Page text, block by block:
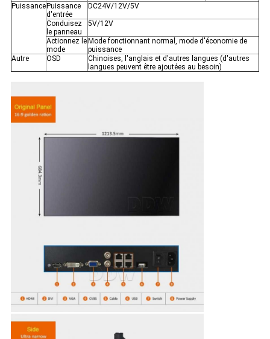
Puissance Puissance
d'entrée
DC24V/12V/5V
Conduisez
le panneau
5V/12V
Actionnez le
mode
Mode fonctionnant normal, mode d'économie de
puissance
Autre
OSD
Chinoises, l'anglais et d'autres langues (d'autres
langues peuvent être ajoutées au besoin)